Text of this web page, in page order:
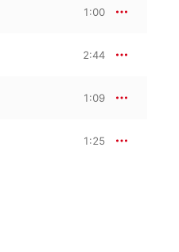
1:00
2:44
1:09
1:25